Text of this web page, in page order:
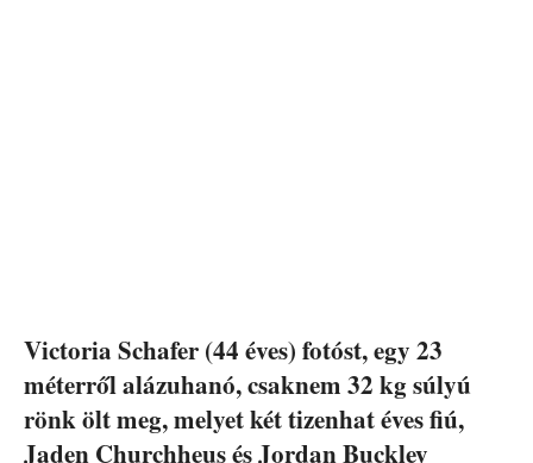
Victoria Schafer (44 éves) fotóst, egy 23
méterről alázuhanó, csaknem 32 kg súlyú
rönk ölt meg, melyet két tizenhat éves fiú,
Jaden Churchheus és Jordan Buckley